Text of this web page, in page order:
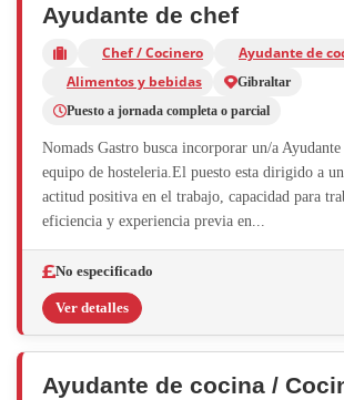
Ayudante de chef
Chef / Cocinero
Ayudante de
Alimentos y bebidas
Gibraltar
Puesto a jornada completa o parcial
Nomads Gastro busca incorporar un/a Ayudante
equipo de hosteleria.El puesto esta dirigido a
actitud positiva en el trabajo, capacidad para
eficiencia y experiencia previa en...
No especificado
Ver detalles
Ayudante de cocina /